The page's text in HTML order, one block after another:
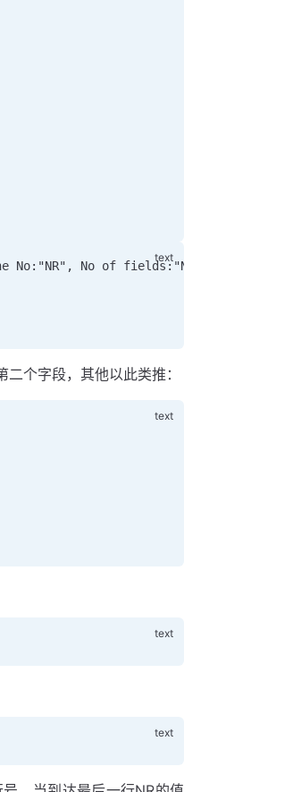
No of fields:"NF, "$0="$0,
二个字段，其他以此类推：